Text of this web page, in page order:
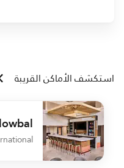
استكشف الأماكن القريبة